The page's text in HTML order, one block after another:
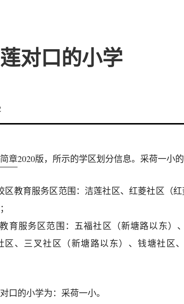
对口的小学
章2020版，所示的学区划分信息。采荷一小的
区教育服务区范围：洁莲社区、红菱社区（
育服务区范围：五福社区（新塘路以东）
区、三叉社区（新塘路以东）、钱塘社区
口的小学为：采荷一小。